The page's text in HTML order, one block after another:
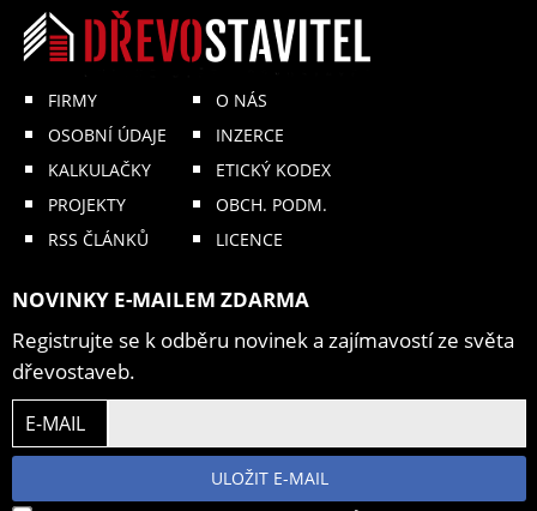
FIRMY
OSOBNÍ ÚDAJE
KALKULAČKY
PROJEKTY
RSS ČLÁNKŮ
O NÁS
INZERCE
ETICKÝ KODEX
OBCH. PODM.
LICENCE
NOVINKY E-MAILEM ZDARMA
Registrujte se k odběru novinek a zajímavostí ze světa
dřevostaveb.
E-MAIL
ULOŽIT E-MAIL